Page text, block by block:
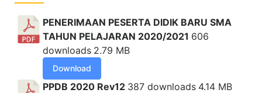
PENERIMAAN PESERTA DIDIK BARU SMA
TAHUN PELAJARAN 2020/2021 606
downloads 2.79 MB
Download
PPDB 2020 Rev12 387 downloads 4.14 MB